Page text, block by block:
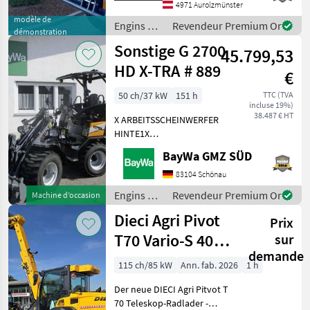
MARKETPLACE
Marketplace
Offres des
distributeurs
Petites
annonces
modèle de
démonstration
tonnes Occasion VFG
L'équipe comme
4971 Aurolzmünster
Engins de
chantier /
Sonstige
Revendeur Premium Or
Machine d’occasion
Sonstige G 2700
HD X-TRA # 889
45.799,53
€
TTC (TVA
incluse 19%)
38.487 € HT
50 ch/37 kW
151 h
X ARBEITSSCHEINWERFER
HINTE1X
ARBEITSSCHEINWERFER
VORNE1X
HECKGEWICHTSPLATTE 62
KG1X
HYDRAULIKKREISLAUF
DPPPEL31X15.50-15
SKIDDATENBESCHEINIGUNG
BRD 20 KMDRUCKFREIER
BayWa GMZ SÜD
83104 Schönau
Engins de
chantier /
Sonstige
Revendeur Premium Or
Dieci Agri Pivot
T70 Vario-S 40
Km/h+Druckluft
Prix
sur
demande
115 ch/85 kW Ann. fab. 2026
1 h
Der neue DIECI Agri Pitvot T
70 Teleskop-Radlader -